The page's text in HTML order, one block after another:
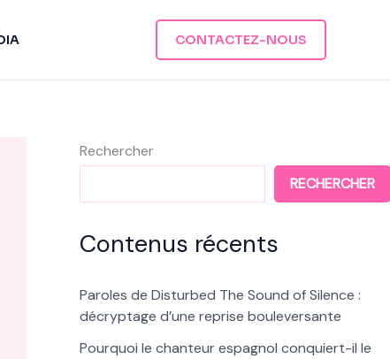
CONTACTEZ-NOUS
Rechercher
RECHERCHER
Contenus récents
Paroles de Disturbed The Sound of Silence :
décryptage d’une reprise bouleversante
Pourquoi le chanteur espagnol conquiert-il le